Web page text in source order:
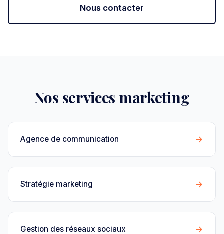
Nous contacter
Nos services marketing
Agence de communication →
Stratégie marketing →
Gestion des réseaux sociaux →